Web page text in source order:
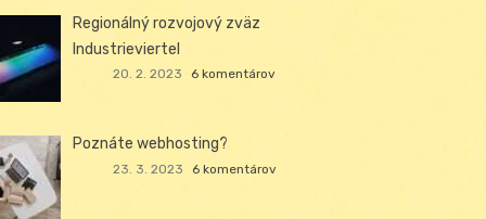
Regionálný rozvojový zväz
Industrieviertel
20. 2. 2023 6 komentárov
Poznáte webhosting?
23. 3. 2023 6 komentárov